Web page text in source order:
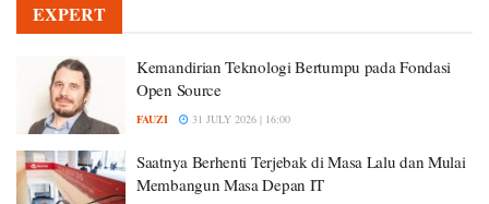
EXPERT
Kemandirian Teknologi Bertumpu pada Fondasi
Open Source
FAUZI 31 JULY 2026 | 16:00
Saatnya Berhenti Terjebak di Masa Lalu dan Mulai
Membangun Masa Depan IT